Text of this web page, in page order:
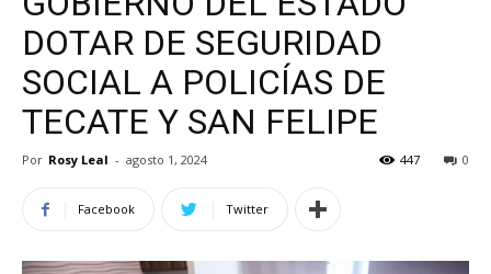
DOTAR DE SEGURIDAD
SOCIAL A POLICÍAS DE
TECATE Y SAN FELIPE
Por Rosy Leal - agosto 1, 2024 0
447
Facebook Twitter